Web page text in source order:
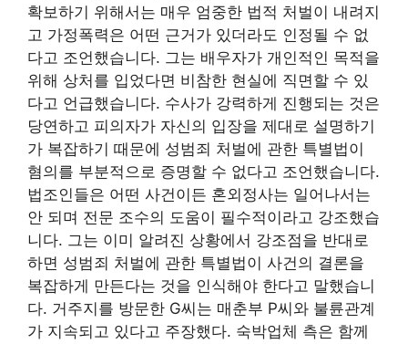
확보하기 위해서는 매우 엄중한 법적 처벌이 내려지
고 가정폭력은 어떤 근거가 있더라도 인정될 수 없
다고 조언했습니다. 그는 배우자가 개인적인 목적을
위해 상처를 입었다면 비참한 현실에 직면할 수 있
다고 언급했습니다. 수사가 강력하게 진행되는 것은
당연하고 피의자가 자신의 입장을 제대로 설명하기
가 복잡하기 때문에 성범죄 처벌에 관한 특별법이
혐의를 부분적으로 증명할 수 없다고 조언했습니다.
법조인들은 어떤 사건이든 혼외정사는 일어나서는
안 되며 전문 조수의 도움이 필수적이라고 강조했습
니다. 그는 이미 알려진 상황에서 강조점을 반대로
하면 성범죄 처벌에 관한 특별법이 사건의 결론을
복잡하게 만든다는 것을 인식해야 한다고 말했습니
다. 거주지를 방문한 G씨는 매춘부 P씨와 불륜관계
가 지속되고 있다고 주장했다. 숙박업체 측은 함께